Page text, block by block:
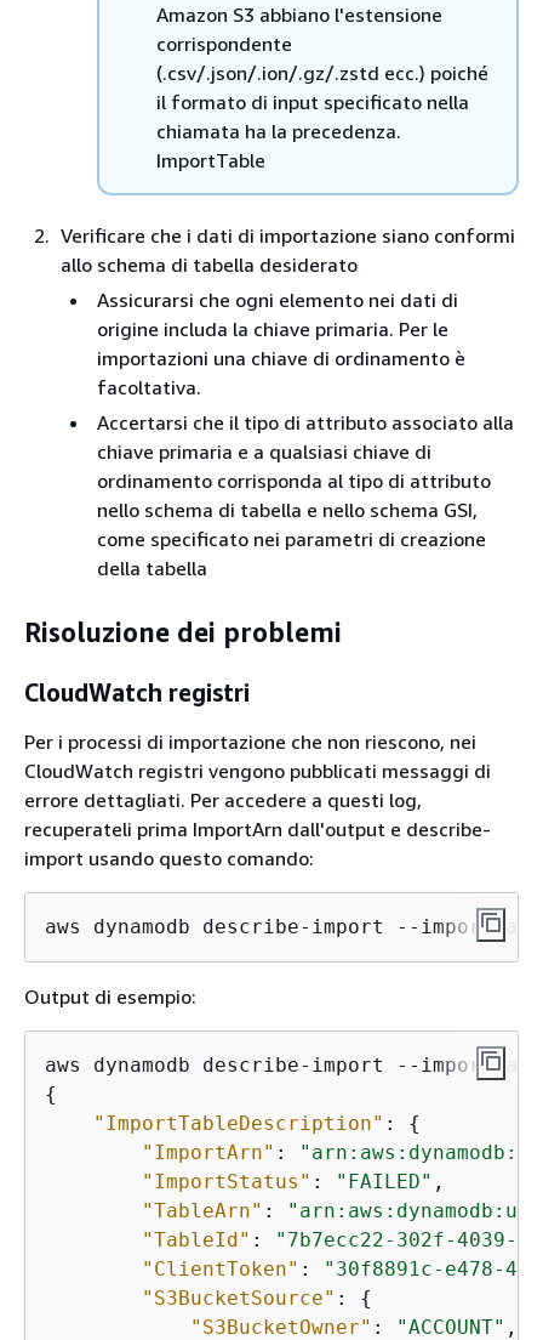
Amazon S3 abbiano l'estensione
corrispondente
(.csv/.json/.ion/.gz/.zstd ecc.) poiché
il formato di input specificato nella
chiamata ha la precedenza.
ImportTable
Verificare che i dati di importazione siano conformi
allo schema di tabella desiderato
Assicurarsi che ogni elemento nei dati di
origine includa la chiave primaria. Per le
importazioni una chiave di ordinamento è
facoltativa.
Accertarsi che il tipo di attributo associato alla
chiave primaria e a qualsiasi chiave di
ordinamento corrisponda al tipo di attributo
nello schema di tabella e nello schema GSI,
come specificato nei parametri di creazione
della tabella
Risoluzione dei problemi
CloudWatch registri
Per i processi di importazione che non riescono, nei
CloudWatch registri vengono pubblicati messaggi di
errore dettagliati. Per accedere a questi log,
recuperateli prima ImportArn dall'output e describe-
import usando questo comando:
aws dynamodb describe-import --import-
Output di esempio:
aws dynamodb describe-import --import-
{
"ImportTableDescription" : {
"ImportArn" :
"ImportStatus" : "FAILED" ,
"TableArn" :
"TableId" :
"7b7ecc22-302f-4039-
"ClientToken" :
"30f8891c-e478-
"S3BucketSource" : {
"S3BucketOwner" : "ACCOUNT" ,